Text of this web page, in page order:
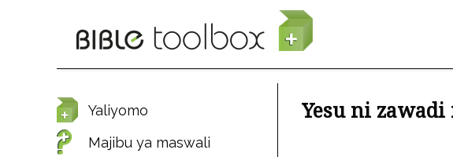
Yesu ni
Yaliyomo
Majibu ya maswali